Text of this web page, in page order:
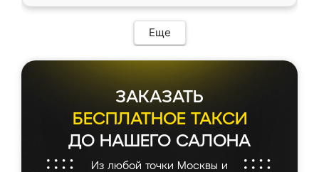
Еще
ЗАКАЗАТЬ
БЕСПЛАТНОЕ ТАКСИ
ДО НАШЕГО САЛОНА
Из любой точки Москвы и